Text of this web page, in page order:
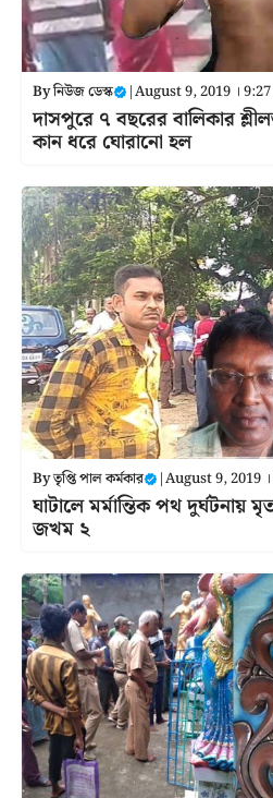
Byনিউজ ডেস্ক |August 9, 2019 ।
দাসপুরে ৭ বছরের বালিকার
কান ধরে ঘোরানো হল
Byতৃপ্তি পাল কর্মকার |August 9, 2019
ঘাটালে মর্মান্তিক পথ দুর্ঘটনায়
জখম ২